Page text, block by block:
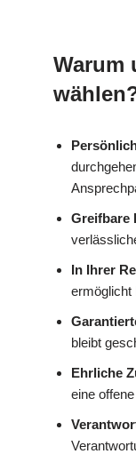
Warum
Greifbare
In Ihrer
ermöglicht
bleibt
Ehrliche
eine